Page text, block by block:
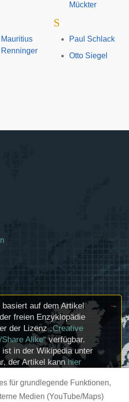
für grundlegende Funktionen,
Medien (YouTube/Maps)
Mückter
Mauritius
Renninger
S
Paul Schlack
Otto Siegel
auf dem Artikel
freien Enzyklopädie
der Lizenz„Creative
Alike“verfügbar.
in der Wikipedia unter
der Artikel kannhier
eingebundener
oder Videos) können